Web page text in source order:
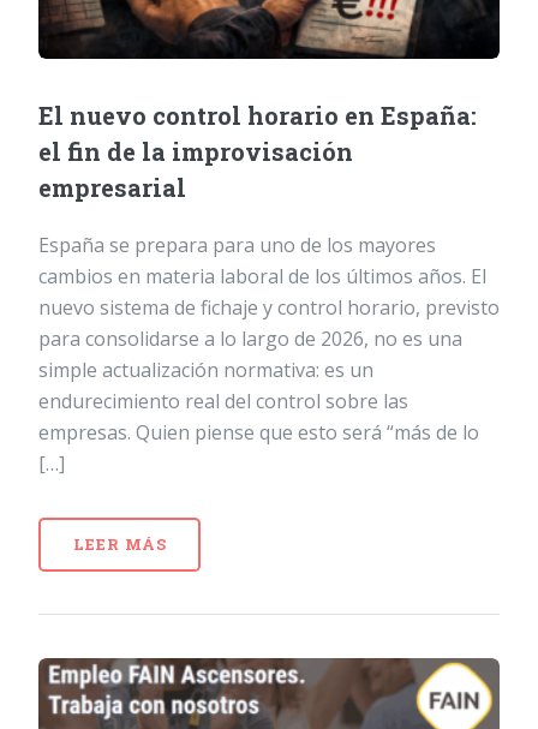
El nuevo control horario en España:
el fin de la improvisación
empresarial
España se prepara para uno de los mayores
cambios en materia laboral de los últimos años. El
nuevo sistema de fichaje y control horario, previsto
para consolidarse a lo largo de 2026, no es una
simple actualización normativa: es un
endurecimiento real del control sobre las
empresas. Quien piense que esto será “más de lo
[…]
LEER MÁS